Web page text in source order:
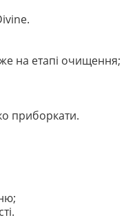
на етапі очищення;
приборкати.